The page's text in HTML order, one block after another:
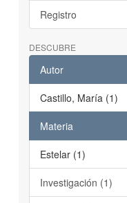
Registro
DESCUBRE
Autor
Castillo, María (1)
Materia
Estelar (1)
Investigación (1)